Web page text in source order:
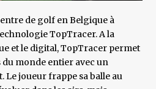
de golf en Belgique à
TopTracer. A la
et le digital, TopTracer permet
monde entier avec un
Le joueur frappe sa balle au